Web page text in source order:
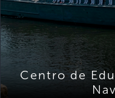
Centro de